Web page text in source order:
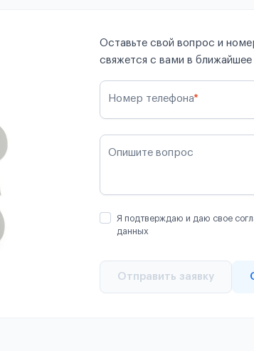
Оставьте свой вопрос и
свяжется с вами в ближайшее
Номер телефона*
Опишите вопрос
Я подтверждаю и даю свое
данных
Отправить заявку